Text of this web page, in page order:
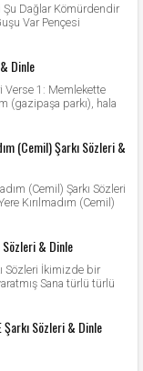
Şu Dağlar Kömürdendir
Var Pençesi
Dinle
Verse 1: Memlekette
(gazipaşa parkı), hala
(Cemil) Şarkı Sözleri &
(Cemil) Şarkı Sözleri
Kırılmadım (Cemil)
Sözleri & Dinle
Sözleri İkimizde bir
Sana türlü türlü
Şarkı Sözleri & Dinle